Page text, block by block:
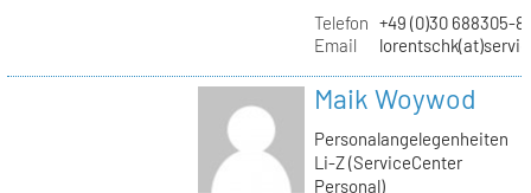
Telefon +49 (0)30 688305-
Email
Maik Woywod
Personalangelegenheiten
Li-Z (ServiceCenter
Personal)